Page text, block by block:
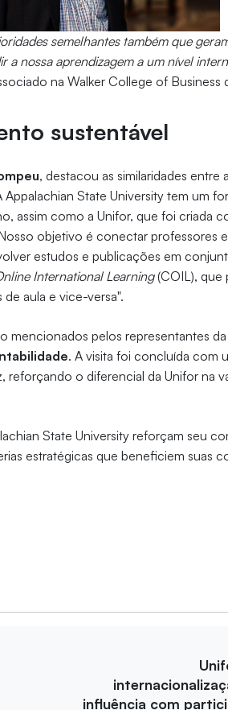
semelhantes também que
a nossa aprendizagem a um nível
na Walker College of Business
sustentável
, destacou as similaridades entre
State University tem um
assim como a Unifor, que foi criada
objetivo é conectar professores
estudos e publicações em
International Learning(COIL), que
aula e vice-versa".
mencionados pelos representantes
. A visita foi concluída com
o diferencial da Unifor na
State University reforçam seu
estratégicas que beneficiem suas
influência com